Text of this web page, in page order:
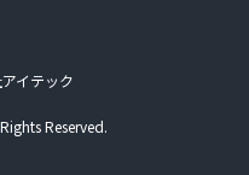
イテック
Reserved.